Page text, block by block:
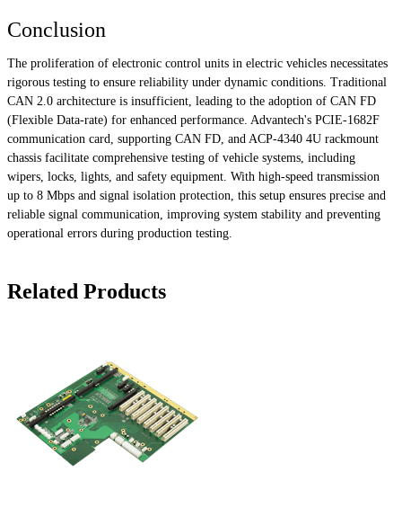
Conclusion
The proliferation of electronic control units in electric vehicles necessitates
rigorous testing to ensure reliability under dynamic conditions. Traditional
CAN 2.0 architecture is insufficient, leading to the adoption of CAN FD
(Flexible Data-rate) for enhanced performance. Advantech's PCIE-1682F
communication card, supporting CAN FD, and ACP-4340 4U rackmount
chassis facilitate comprehensive testing of vehicle systems, including
wipers, locks, lights, and safety equipment. With high-speed transmission
up to 8 Mbps and signal isolation protection, this setup ensures precise and
reliable signal communication, improving system stability and preventing
operational errors during production testing.
Related Products